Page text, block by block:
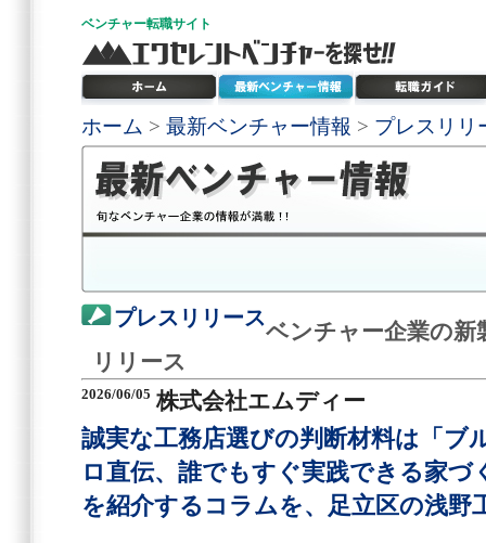
ベンチャー転職サイト
ホーム > 最新ベンチャー情報 > プレスリリ
プレスリリース
ベンチャー企業の新
リリース
2026/06/05 株式会社エムディー
誠実な工務店選びの判断材料は「ブ
ロ直伝、誰でもすぐ実践できる家
を紹介するコラムを、足立区の浅野